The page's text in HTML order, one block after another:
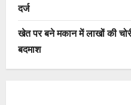
दर्ज
खेत पर बने मकान में लाखों की
बदमाश